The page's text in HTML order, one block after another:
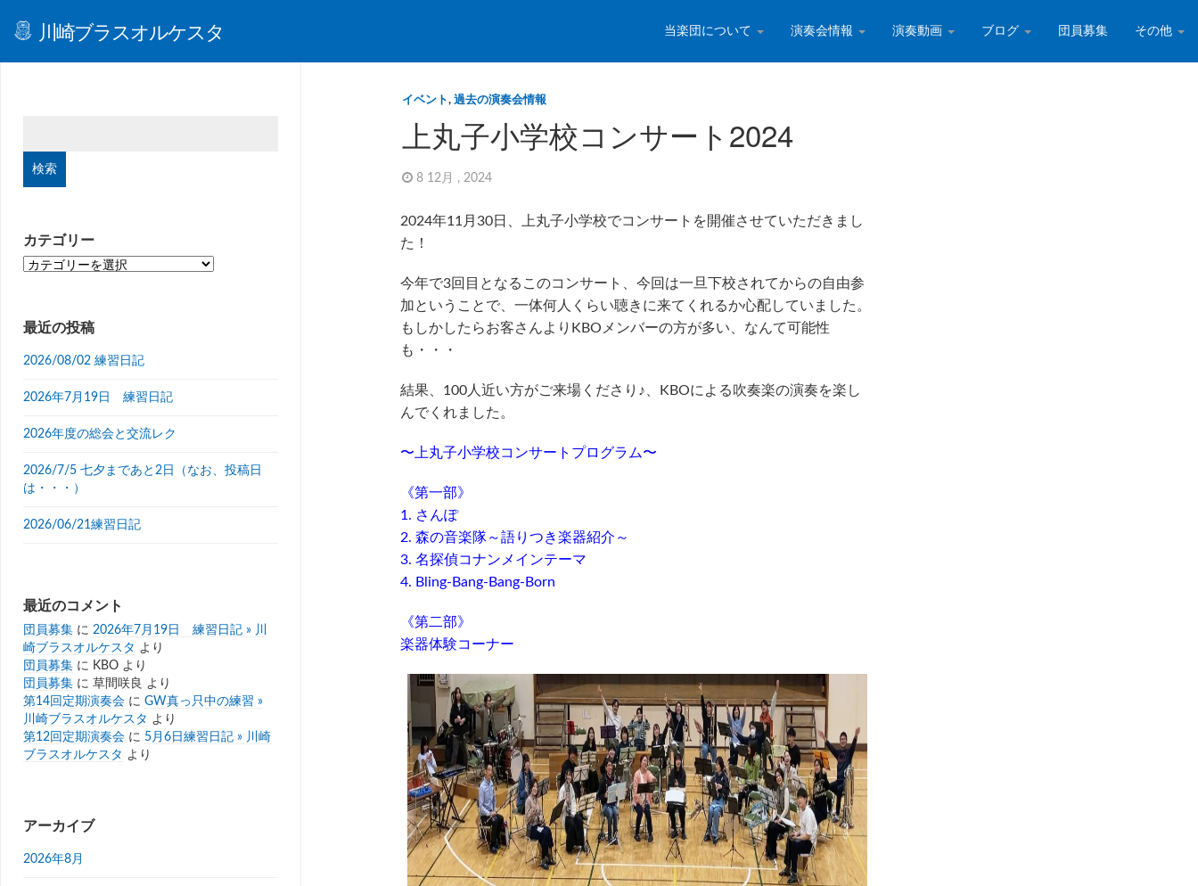
川崎ブラスオルケスタ 当楽団について 演奏会情報 演奏動画 ブログ 団員募集 その他
イベント, 過去の演奏会情報
上丸子小学校コンサート2024
8 12月 , 2024
2024年11月30日、上丸子小学校でコンサートを開催させていただきまし
た！
今年で3回目となるこのコンサート、今回は一旦下校されてからの自由参
加ということで、一体何人くらい聴きに来てくれるか心配していました。
もしかしたらお客さんよりKBOメンバーの方が多い、なんて可能性
も・・・
結果、100人近い方がご来場くださり♪、KBOによる吹奏楽の演奏を楽し
んでくれました。
〜上丸子小学校コンサートプログラム〜
《第一部》
1. さんぽ
2. 森の音楽隊～語りつき楽器紹介～
3. 名探偵コナンメインテーマ
4. Bling-Bang-Bang-Born
《第二部》
楽器体験コーナー
カテゴリー
カ
リ
ー
最近の投稿
2026/08/02 練習日記
2026年7月19日 練習日記
2026年度の総会と交流レク
2026/7/5 七夕まであと2日（なお、投稿日
は・・・）
2026/06/21練習日記
最近のコメント
団員募集 に 2026年7月19日 練習日記 » 川
崎ブラスオルケスタ より
団員募集 に KBO より
団員募集 に 草間咲良 より
第14回定期演奏会 に GW真っ只中の練習 »
川崎ブラスオルケスタ より
第12回定期演奏会 に 5月6日練習日記 » 川崎
ブラスオルケスタ より
アーカイブ
2026年8月